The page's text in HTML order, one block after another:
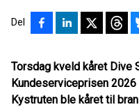
Del
Torsdag kveld kåret Dive
Kundeserviceprisen
Kystruten ble kåret til